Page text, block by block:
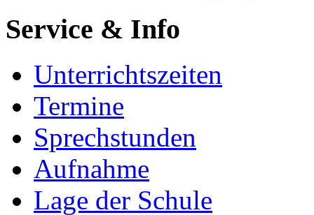
Service & Info
Unterrichtszeiten
Termine
Sprechstunden
Aufnahme
Lage der Schule